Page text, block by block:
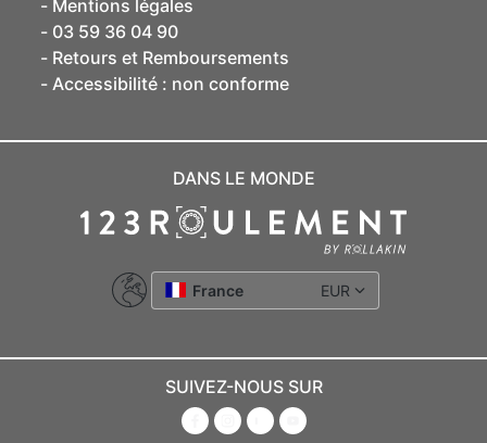
Mentions légales
03 59 36 04 90
Retours et Remboursements
Accessibilité : non conforme
DANS LE MONDE
France EUR
SUIVEZ-NOUS SUR